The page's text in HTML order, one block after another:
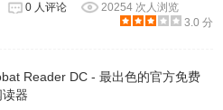
0 人评论
20254 次人浏览
3.0 分
Reader DC - 最出色的官方免费
器